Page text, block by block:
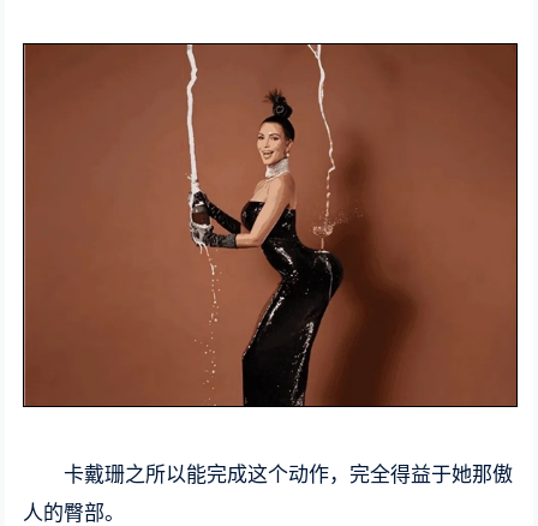
卡戴珊之所以能完成这个动作，完全得益于她那傲
人的臀部。